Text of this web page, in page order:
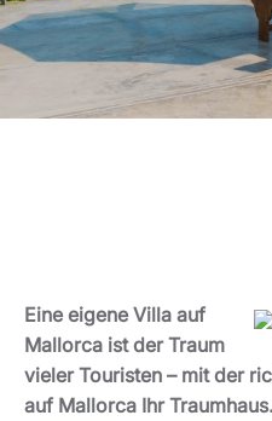
Eine eigene Villa auf
Mallorca ist der Traum
vieler Touristen – mit der
auf Mallorca Ihr